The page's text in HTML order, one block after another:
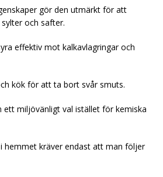
gör den utmärkt för att
och safter.
effektiv mot kalkavlagringar och
kök för att ta bort svår smuts.
ett miljövänligt val istället för kemiska
hemmet kräver endast att man följer